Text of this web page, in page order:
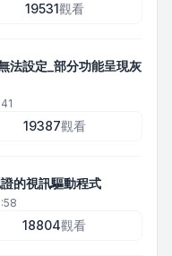
19531觀看
法設定_部分功能呈現灰
19387觀看
的視訊驅動程式
18804觀看